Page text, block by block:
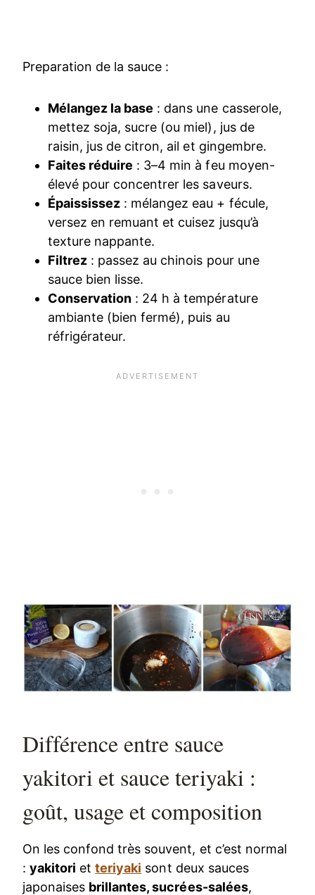
Preparation de la sauce :
Mélangez la base : dans une casserole,
mettez soja, sucre (ou miel), jus de
raisin, jus de citron, ail et gingembre.
Faites réduire : 3–4 min à feu moyen-
élevé pour concentrer les saveurs.
Épaississez : mélangez eau + fécule,
versez en remuant et cuisez jusqu’à
texture nappante.
Filtrez : passez au chinois pour une
sauce bien lisse.
Conservation : 24 h à température
ambiante (bien fermé), puis au
réfrigérateur.
Différence entre sauce
yakitori et sauce teriyaki :
goût, usage et composition
On les confond très souvent, et c’est normal
:yakitori etteriyaki sont deux sauces
japonaises brillantes, sucrées-salées,